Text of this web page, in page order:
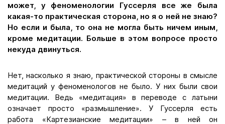
может, у феноменологии Гуссерля все же была
какая-то практическая сторона, но я о ней не знаю?
Но если и была, то она не могла быть ничем иным,
кроме медитации. Больше в этом вопросе просто
некуда двинуться.
Нет, насколько я знаю, практической стороны в смысле
медитаций у феноменологов не было. У них были свои
медитации. Ведь «медитация» в переводе с латыни
означает просто «размышление». У Гуссерля есть
работа «Картезианские медитации» – в ней он